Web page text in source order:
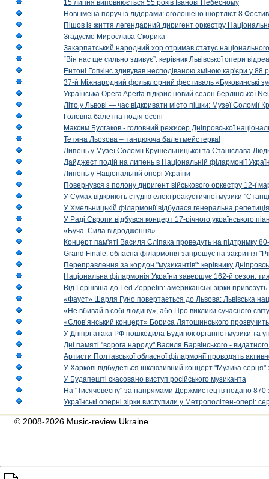
15 липня виповнюється 55 років Іванові Небесному
Нові імена поруч із лідерами: оголошено шортліст 8
Пішов із життя легендарний диригент оркестру
Згадуємо Мирослава Скорика
Закарпатський народний хор отримав статус національного
“Він нас ще сильно здивує”: керівник Львівської опери
Ентоні Гопкінс здивував несподіваною зміною кар'єри у 88
37-й Міжнародний фольклорний фестиваль «Буковинські
Українська Opera Aperta відкриє новий сезон берлінської
Літо у Львові — час відкривати місто пішки: Музеї Соломії
Головна балетна подія осені
Максим Булгаков - головний режисер Дніпровської
Тетяна Льозова – танцююча балетмейстерка!
Липень у Музеї Соломії Крушельницької та Станіслава
Дайджест подій на липень в Національній філармонії
Липень у Національній опері України
Повернувся з полону диригент військового оркестру 12-ї
У Сумах відкриють студію електроакустичної музики
У Хмельницькій філармонії відбулася генеральна
У Раді Європи відбувся концерт 17-річного українського
«Буча. Сила відродження»
Концерт пам'яті Василя Сліпака проведуть на підтримку
Grand Finale: обласна філармонія запрошує на закриття
Переправлення за кордон "музикантів": керівнику
Національна філармонія України завершує 162-й сезон:
Від Гершвіна до Led Zeppelin: американські зірки
«Фауст» Шарля Гуно повертається до Львова: Львівська
«Не вбивай в собі людину», або Про виклики сучасного світу
«Слов’янський концерт» Бориса Лятошинського
У Дніпрі атака РФ пошкодила Будинок органної музики та
Дні памяті "ворога народу" Василя Барвінського -
Артисти Полтавської обласної філармонії проводять
У Харкові відбудеться інклюзивний концерт "Музика
У Будапешті скасовано виступ російського музиканта
На "Тисячовесну" за напрямами Держмистецтв подано 870
Українські оперні зірки виступили у Метрополітен-опері:
© 2008-2026 Music-review Ukraine